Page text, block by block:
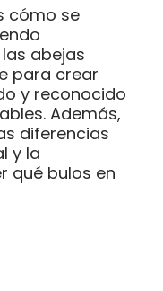
cómo se
abejas
para crear
y reconocido
Además,
diferencias
y la
qué bulos en